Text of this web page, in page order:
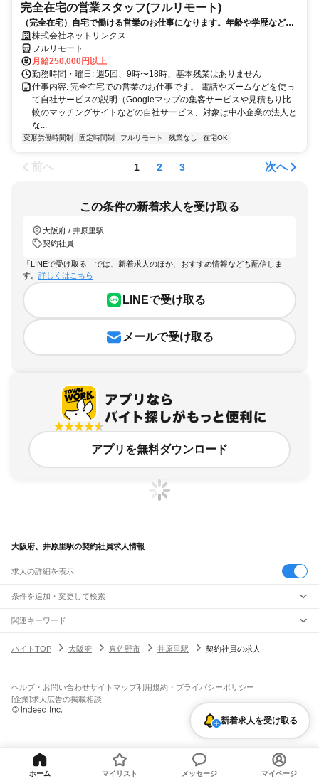
完全在宅の営業スタッフ(フルリモート)
（完全在宅）自宅で働ける営業のお仕事になります。年齢や学歴など問
いません。
株式会社ネットリンクス
フルリモート
月給250,000円以上
勤務時間・曜日: 週5回、9時〜18時、基本残業はありません
仕事内容: 完全在宅での営業のお仕事です。 電話やズームなどを使っ
て自社サービスの説明（Googleマップの集客サービスや見積もり比
較のマッチングサイトなどの自社サービス、対象は中小企業の法人と
な...
変形労働時間制 固定時間制 フルリモート 残業なし 在宅OK
前へ 1 2 3 次へ
この条件の新着求人を受け取る
大阪府 / 井原里駅
契約社員
「LINEで受け取る」では、新着求人のほか、おすすめ情報なども配信しま
す。 詳しくはこちら
LINEで受け取る
メールで受け取る
アプリを無料ダウンロード
大阪府、井原里駅の契約社員求人情報
求人の詳細を表示
条件を追加・変更して検索
市区町村を追加・変更
大阪府すべて
生野区旭区城東区阿倍野区 住吉区東住吉区西成区淀川区 鶴見区
平野区北区中央区
八尾市
富田林市寝屋川市 松原市
箕面市
柏原市
門真市 摂津市 藤井寺市 東大阪市 四條畷市 交野市
駅を追加・変更
島本駅 高槻駅摂津富田駅 JR総持寺駅茨木駅 千里丘駅 岸辺駅吹田駅
新大阪駅大阪駅
JR神戸線(大阪～神戸)
河内堅上駅
柏原駅志紀駅 久宝寺駅加美駅
東部市場前駅
天王寺駅
ＪＲ難波駅
飲食・フードサービス
飲食・フードサービス
ホールスタッフ
皿洗い・洗い場精肉・鮮魚加工
バー（BAR）・バーテンダー
飲食店（店長・マネージャー）
営業・販売
営業 テレフォンアポインター（テレアポ） ルートセールス
特徴を追加・変更
人気
髪型・髪色自由ひげOKネイルOK
留学生・外国人活躍中
短期
単発・1日OK
期間限定（春夏冬休み等）
シフト
契約社員
派遣社員
関連キーワード
バイトTOP
大阪府 泉佐野市 井原里駅 契約社員の求人
新着求人を受け取る
ヘルプ・お問い合わせサイトマップ利用規約・プライバシーポリシー
[企業]求人広告の掲載相談
ホーム マイリスト メッセージ マイページ